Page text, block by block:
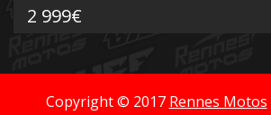
2 999€
Copyright © 2017 Rennes Motos